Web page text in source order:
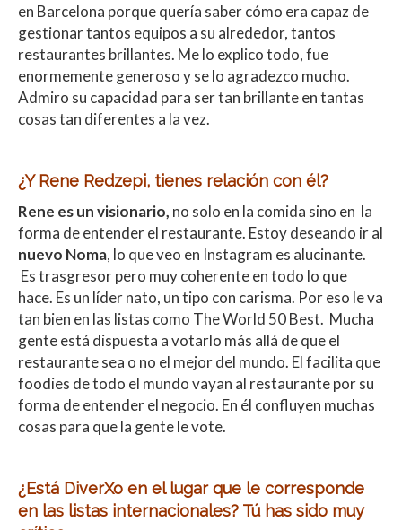
en Barcelona porque quería saber cómo era capaz de
gestionar tantos equipos a su alrededor, tantos
restaurantes brillantes. Me lo explico todo, fue
enormemente generoso y se lo agradezco mucho.
Admiro su capacidad para ser tan brillante en tantas
cosas tan diferentes a la vez.
¿Y Rene Redzepi, tienes relación con él?
Rene es un visionario, no solo en la comida sino en la
forma de entender el restaurante. Estoy deseando ir al
nuevo Noma, lo que veo en Instagram es alucinante.
Es trasgresor pero muy coherente en todo lo que
hace. Es un líder nato, un tipo con carisma. Por eso le va
tan bien en las listas como The World 50 Best. Mucha
gente está dispuesta a votarlo más allá de que el
restaurante sea o no el mejor del mundo. El facilita que
foodies de todo el mundo vayan al restaurante por su
forma de entender el negocio. En él confluyen muchas
cosas para que la gente le vote.
¿Está DiverXo en el lugar que le corresponde
en las listas internacionales? Tú has sido muy